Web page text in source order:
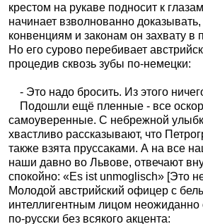
крестом на рукаве подносит к
начинает взволнованно
конвенциям и законам он захвату в
Но его сурово перебивает
процедив сквозь зубы по-немецки:
- Это надо бросить. Из этого
Подошли ещё пленные - все
самоуверенные. С небрежной
хвастливо рассказывают, что
также взята пруссаками. А на все
наши давно во Львове, отвечают
спокойно: «Es ist unmoglisch» [Это
Молодой австрийский офицер с
интеллигентным лицом
по-русски без всякого акцента: